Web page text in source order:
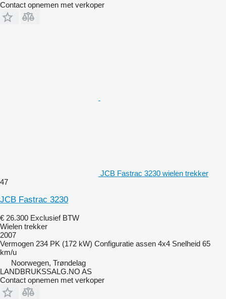
Contact opnemen met verkoper
JCB Fastrac 3230 wielen trekker
47
JCB Fastrac 3230
€ 26.300 Exclusief BTW
Wielen trekker
2007
Vermogen 234 PK (172 kW) Configuratie assen 4x4 Snelheid 65
km/u
Noorwegen, Trøndelag
LANDBRUKSSALG.NO AS
Contact opnemen met verkoper